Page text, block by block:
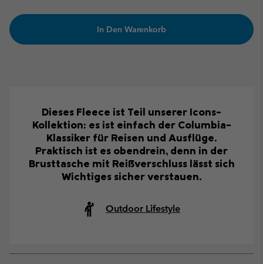
In Den Warenkorb
Dieses Fleece ist Teil unserer Icons-
Kollektion: es ist einfach der Columbia-
Klassiker für Reisen und Ausflüge.
Praktisch ist es obendrein, denn in der
Brusttasche mit Reißverschluss lässt sich
Wichtiges sicher verstauen.
Outdoor Lifestyle